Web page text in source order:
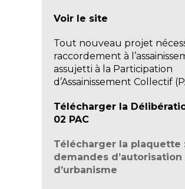
Voir le site
Tout nouveau projet
raccordement à
assujetti à la Participation
d’Assainissement Collectif
Télécharger la
02 PAC
Télécharger la plaquette
demandes d’autorisation
d’urbanisme